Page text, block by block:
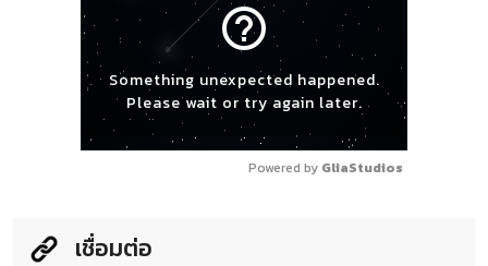
help_outline
Something unexpected happened.
Please wait or try again later.
Powered by GliaStudios
เชื่อมต่อ